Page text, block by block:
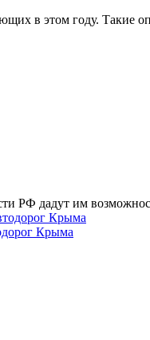
в этом году. Такие
РФ дадут им
Крыма